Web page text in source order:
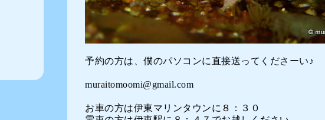
予約の方は、僕のパソコンに直接送ってくださーい♪
muraitomoomi@gmail.com
お車の方は伊東マリンタウンに８：３０